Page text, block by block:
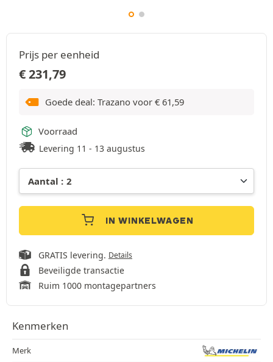
Prijs per eenheid
€231,79
Goede deal: Trazano voor € 61,59
Voorraad
Levering 11 - 13 augustus
IN WINKELWAGEN
GRATIS levering. Details
Beveiligde transactie
Ruim 1000 montagepartners
Kenmerken
Merk